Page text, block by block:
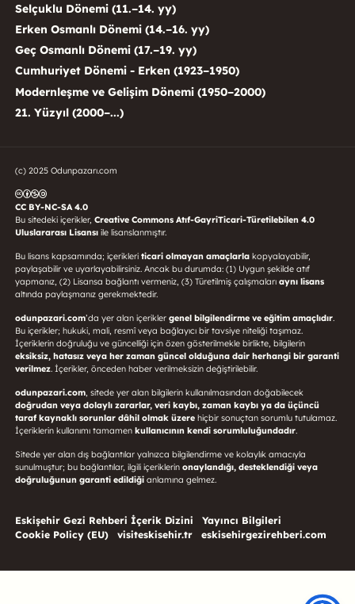
Selçuklu Dönemi (11.–14. yy)
Erken Osmanlı Dönemi (14.–16. yy)
Geç Osmanlı Dönemi (17.–19. yy)
Cumhuriyet Dönemi - Erken (1923–1950)
Modernleşme ve Gelişim Dönemi (1950–2000)
21. Yüzyıl (2000–...)
(c) 2025 Odunpazarı.com
CC BY-NC-SA 4.0
Bu sitedeki içerikler, Creative Commons Atıf-GayriTicari-Türetilebilen 4.0
Uluslararası Lisansı ile lisanslanmıştır.
Bu lisans kapsamında; içerikleri ticari olmayan amaçlarlakopyalayabilir,
paylaşabilir ve uyarlayabilirsiniz. Ancak bu durumda: (1) Uygun şekilde atıf
yapmanız, (2) Lisansa bağlantı vermeniz, (3) Türetilmiş çalışmaları aynı lisans
altında paylaşmanız gerekmektedir.
odunpazari.com’da yer alan içerikler genel bilgilendirme ve eğitim amaçlıdır.
Bu içerikler; hukuki, mali, resmî veya bağlayıcı bir tavsiye niteliği taşımaz.
İçeriklerin doğruluğu ve güncelliği için özen gösterilmekle birlikte, bilgilerin
eksiksiz, hatasız veya her zaman güncel olduğuna dair herhangi bir garanti
verilmez. İçerikler, önceden haber verilmeksizin değiştirilebilir.
odunpazari.com, sitede yer alan bilgilerin kullanılmasından doğabilecek
doğrudan veya dolaylı zararlar, veri kaybı, zaman kaybı ya da üçüncü
taraf kaynaklı sorunlar dâhil olmak üzerehiçbir sonuçtan sorumlu tutulamaz.
İçeriklerin kullanımı tamamen kullanıcının kendi sorumluluğundadır.
Sitede yer alan dış bağlantılar yalnızca bilgilendirme ve kolaylık amacıyla
sunulmuştur; bu bağlantılar, ilgili içeriklerin onaylandığı, desteklendiği veya
doğruluğunun garanti edildiğianlamına gelmez.
Eskişehir Gezi Rehberi İçerik Dizini
Yayıncı Bilgileri
Cookie Policy (EU)
visiteskisehir.tr eskisehirgezirehberi.com